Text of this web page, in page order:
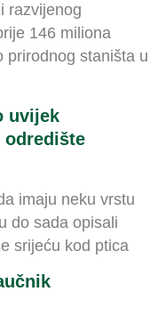
razvijenog
146 miliona
prirodnog staništa u
uvijek
odredište
imaju neku vrstu
do sada opisali
srijeću kod ptica